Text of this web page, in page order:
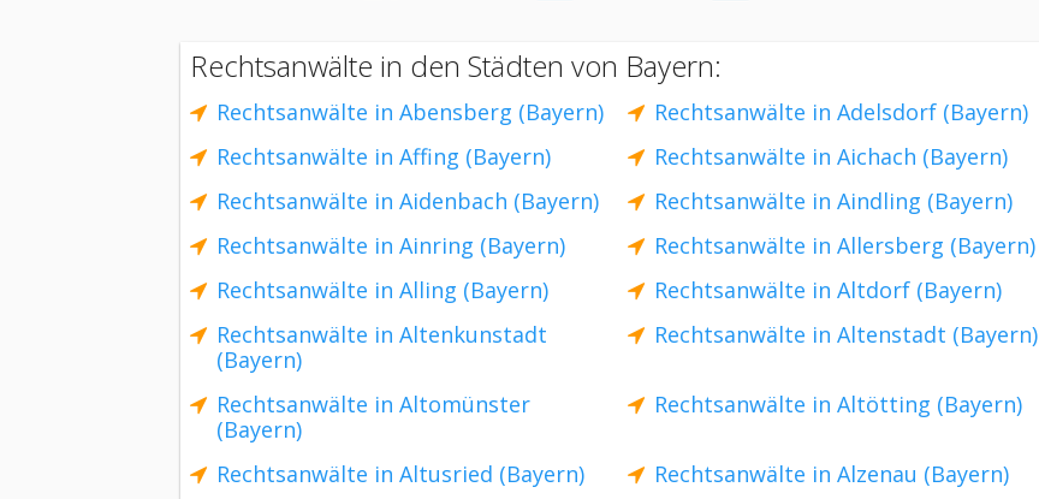
Rechtsanwälte in den Städten von Bayern:
Rechtsanwälte in Abensberg (Bayern)
Rechtsanwälte in Adelsdorf (Bayern)
Rechtsanwälte in Affing (Bayern)
Rechtsanwälte in Aichach (Bayern)
Rechtsanwälte in Aidenbach (Bayern)
Rechtsanwälte in Aindling (Bayern)
Rechtsanwälte in Ainring (Bayern)
Rechtsanwälte in Allersberg (Bayern)
Rechtsanwälte in Alling (Bayern)
Rechtsanwälte in Altdorf (Bayern)
Rechtsanwälte in Altenkunstadt
(Bayern)
Rechtsanwälte in Altenstadt (Bayern)
Rechtsanwälte in Altomünster
(Bayern)
Rechtsanwälte in Altötting (Bayern)
Rechtsanwälte in Altusried (Bayern)
Rechtsanwälte in Alzenau (Bayern)